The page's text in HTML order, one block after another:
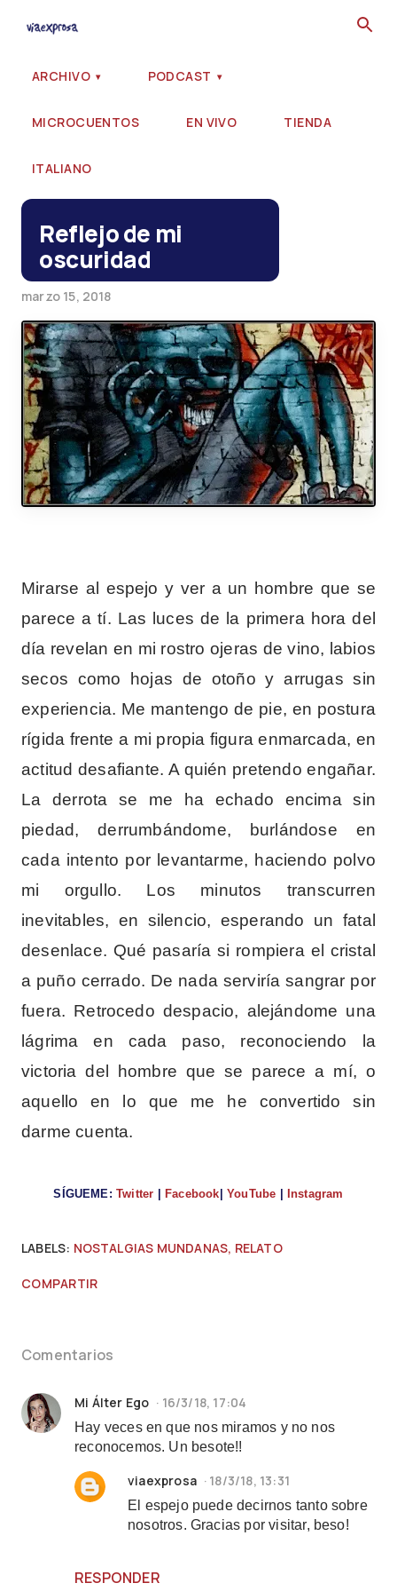
ARCHIVO PODCAST
MICROCUENTOS EN VIVO TIENDA
ITALIANO
Reflejo de mi
oscuridad
marzo 15, 2018
Mirarse al espejo y ver a un hombre que se
parece a tí. Las luces de la primera hora del
día revelan en mi rostro ojeras de vino, labios
secos como hojas de otoño y arrugas sin
experiencia. Me mantengo de pie, en postura
rígida frente a mi propia figura enmarcada, en
actitud desafiante. A quién pretendo engañar.
La derrota se me ha echado encima sin
piedad, derrumbándome, burlándose en
cada intento por levantarme, haciendo polvo
mi orgullo. Los minutos transcurren
inevitables, en silencio, esperando un fatal
desenlace. Qué pasaría si rompiera el cristal
a puño cerrado. De nada serviría sangrar por
fuera. Retrocedo despacio, alejándome una
lágrima en cada paso, reconociendo la
victoria del hombre que se parece a mí, o
aquello en lo que me he convertido sin
darme cuenta.
SÍGUEME:Twitter Facebook YouTube Instagram
LABELS: NOSTALGIAS MUNDANAS RELATO
COMPARTIR
Comentarios
Mi Álter Ego 16/3/18, 17:04
Hay veces en que nos miramos y no nos
reconocemos. Un besote!!
RESPONDER
viaexprosa 18/3/18, 13:31
El espejo puede decirnos tanto sobre
nosotros. Gracias por visitar, beso!